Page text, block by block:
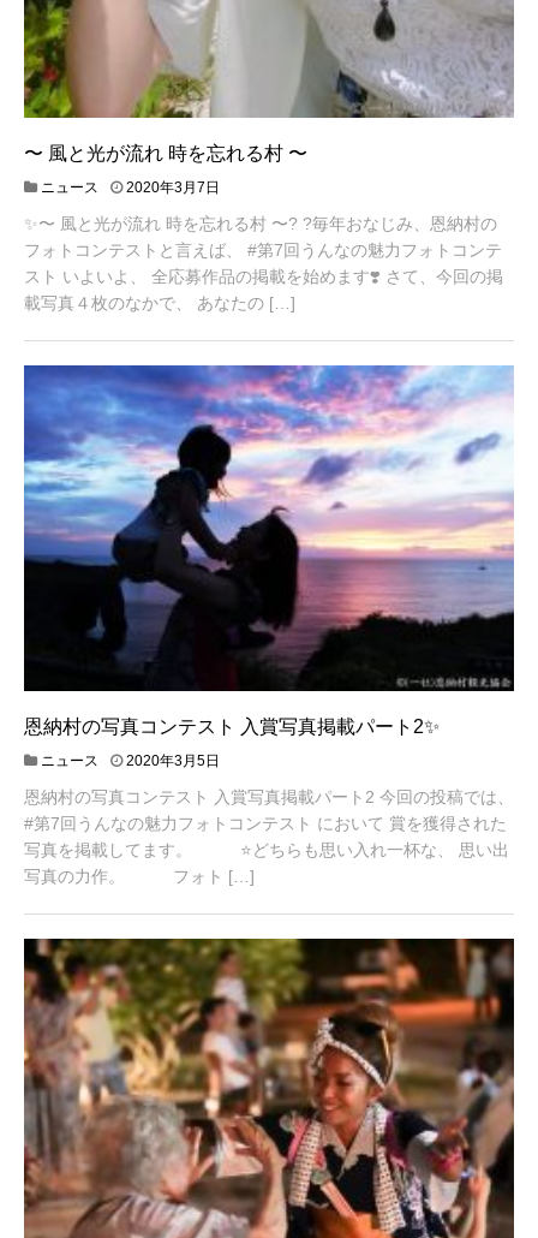
〜 風と光が流れ 時を忘れる村 〜
ニュース 2020年3月7日
2
0
年
3
月
日
✨〜 風と光が流れ 時を忘れる村 〜? ?毎年おなじみ、恩納村の
フォトコンテストと言えば、 #第7回うんなの魅力フォトコンテ
スト いよいよ、 全応募作品の掲載を始めます❣️ さて、今回の掲
載写真４枚のなかで、 あなたの […]
恩納村の写真コンテスト 入賞写真掲載パート2✨
ニュース 2020年3月5日
2
0
月
恩納村の写真コンテスト 入賞写真掲載パート2 今回の投稿では、
#第7回うんなの魅力フォトコンテスト において 賞を獲得された
写真を掲載してます。 ⭐️どちらも思い入れ一杯な、 思い出
写真の力作。 フォト […]